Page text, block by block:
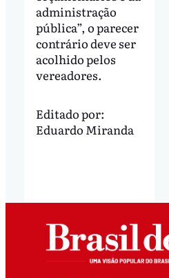
administração
pública”, o parecer
contrário deve ser
acolhido pelos
vereadores.
Editado por:
Eduardo Miranda